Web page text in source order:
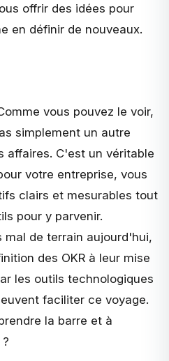
offrir des idées pour
en définir de nouveaux.
vous pouvez le voir,
simplement un autre
affaires. C'est un véritable
votre entreprise, vous
clairs et mesurables tout
pour y parvenir.
mal de terrain aujourd'hui,
des OKR à leur mise
les outils technologiques
faciliter ce voyage.
la barre et à